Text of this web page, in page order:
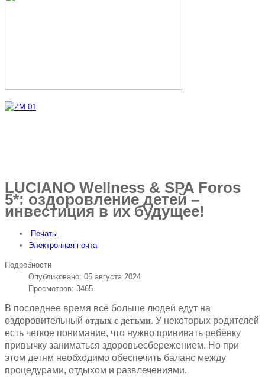
LUCIANO Wellness & SPA Foros
5*: оздоровление детей –
инвестиция в их будущее!
Печать
Электронная почта
Подробности
Опубликовано: 05 августа 2024
Просмотров: 3465
В последнее время всё больше людей едут на
оздоровительный отдых с детьми. У некоторых родителей
есть четкое понимание, что нужно прививать ребёнку
привычку заниматься здоровьесбережением. Но при
этом детям необходимо обеспечить баланс между
процедурами, отдыхом и развлечениями.